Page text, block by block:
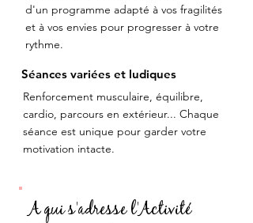
d'un programme adapté à vos fragilités
et à vos envies pour progresser à votre
rythme.
Séances variées et ludiques
Renforcement musculaire, équilibre,
cardio, parcours en extérieur... Chaque
séance est unique pour garder votre
motivation intacte.
A qui s'adresse l'Activité